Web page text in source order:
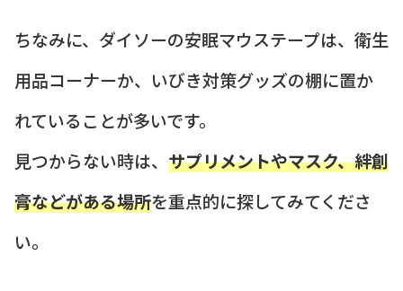
ちなみに、ダイソーの安眠マウステープは、衛生
用品コーナーか、いびき対策グッズの棚に置か
れていることが多いです。
見つからない時は、 サプリメントやマスク、絆創
膏などがある場所を重点的に探してみてくださ
い。